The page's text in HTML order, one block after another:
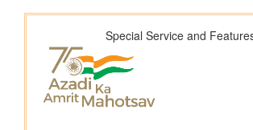
कृषि एवं किसान कल्‍याण मंत्रालय
विषय: मानव-जनित भूमि क्षरण के कारण कृषि उपज में हानि
विषय- एग्रीस्टैक और डिजिटल कृषि मिशन का कार्यान्वयन